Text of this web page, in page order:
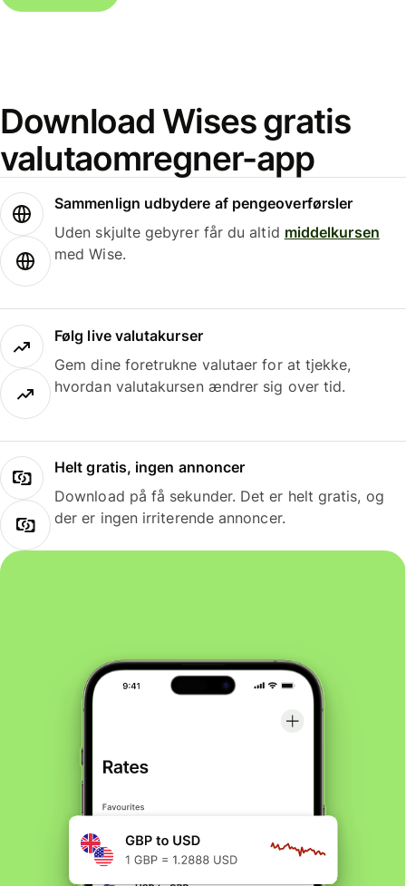
Download Wises gratis
valutaomregner-app
Sammenlign udbydere af pengeoverførsler
Uden skjulte gebyrer får du altid middelkursen
med Wise.
Følg live valutakurser
Gem dine foretrukne valutaer for at tjekke,
hvordan valutakursen ændrer sig over tid.
Helt gratis, ingen annoncer
Download på få sekunder. Det er helt gratis, og
der er ingen irriterende annoncer.